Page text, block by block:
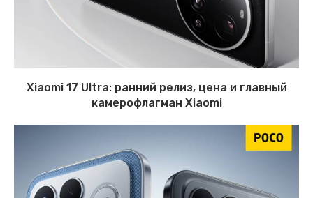
Xiaomi 17 Ultra: ранний релиз, цена и главный
камерофлагман Xiaomi